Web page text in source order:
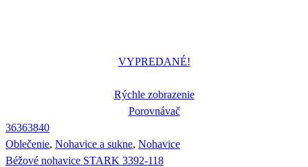
VYPREDANÉ!
Rýchle zobrazenie
Porovnávač
36363840
Oblečenie, Nohavice a sukne, Nohavice
Béžové nohavice STARK 3392-118